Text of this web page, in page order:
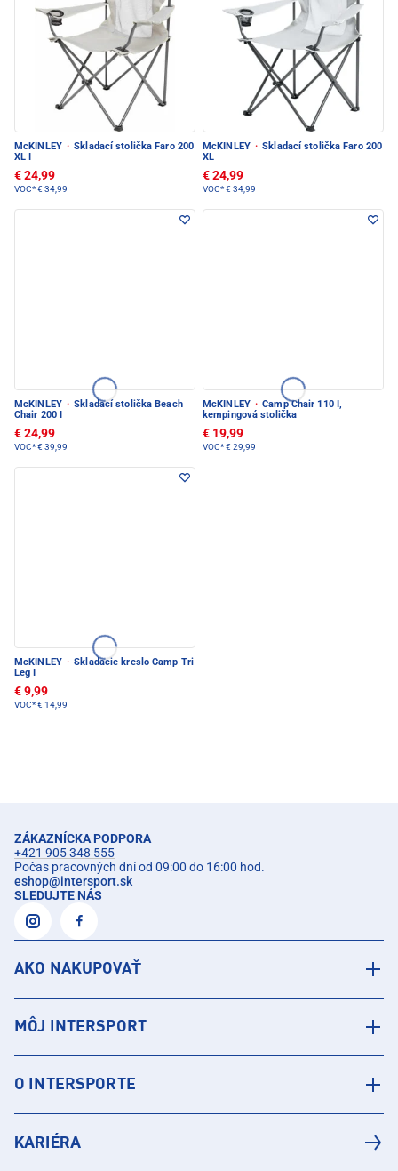
McKINLEY · Skladací stolička Faro 200
XL I
€ 24,99
VOC*€ 34,99
McKINLEY · Skladací stolička Faro 200
XL
€ 24,99
VOC*€ 34,99
McKINLEY · Skladací stolička Beach
Chair 200 I
€ 24,99
VOC*€ 39,99
McKINLEY · Camp Chair 110 I,
kempingová stolička
€ 19,99
VOC*€ 29,99
McKINLEY · Skladacie kreslo Camp Tri
Leg I
€ 9,99
VOC*€ 14,99
ZÁKAZNÍCKA PODPORA
+421 905 348 555
Počas pracovných dní od 09:00 do 16:00 hod.
eshop@intersport.sk
SLEDUJTE NÁS
AKO NAKUPOVAŤ
MÔJ INTERSPORT
O INTERSPORTE
KARIÉRA